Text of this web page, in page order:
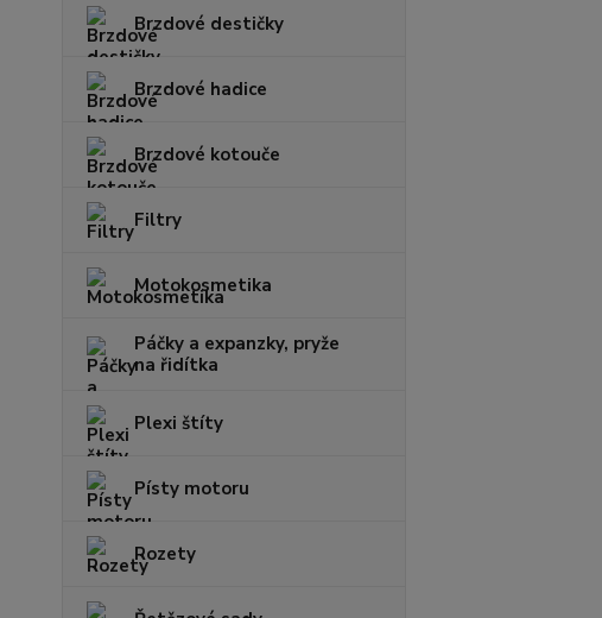
Brzdové destičky
Brzdové hadice
Brzdové kotouče
Filtry
Motokosmetika
Páčky a expanzky, pryže
na řidítka
Plexi štíty
Písty motoru
Rozety